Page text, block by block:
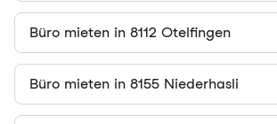
Büro mieten in 8112 Otelfingen
Büro mieten in 8155 Niederhasli